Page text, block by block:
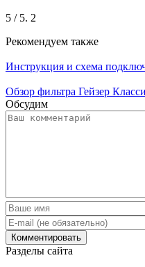
5 / 5. 2
Рекомендуем также
Инструкция и схема
Обзор фильтра Гейзер
Обсудим
Разделы сайта